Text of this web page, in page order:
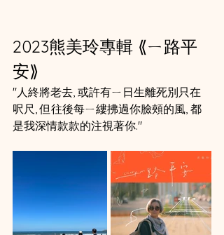
2023熊美玲專輯 ⟪ㄧ路平
安⟫
"人終將老去, 或許有ㄧ日生離死別只在
呎尺, 但往後每ㄧ縷拂過你臉頰的風, 都
是我深情款款的注視著你."